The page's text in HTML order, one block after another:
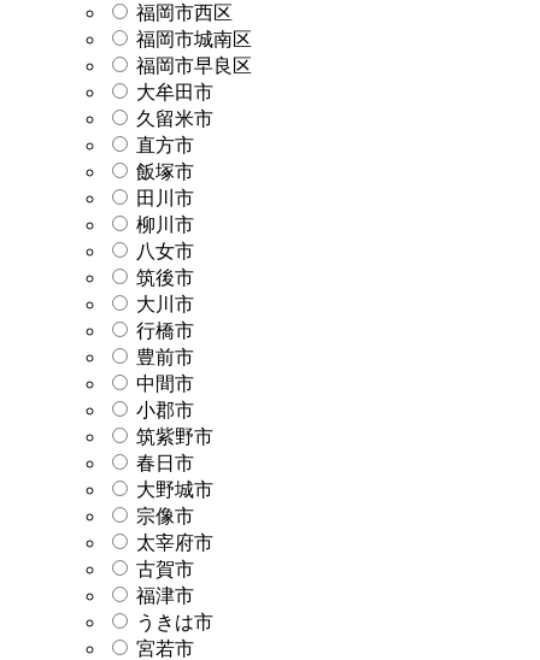
福岡市西区
福岡市城南区
福岡市早良区
大牟田市
久留米市
直方市
飯塚市
田川市
柳川市
八女市
筑後市
大川市
行橋市
豊前市
中間市
小郡市
筑紫野市
春日市
大野城市
宗像市
太宰府市
古賀市
福津市
うきは市
宮若市